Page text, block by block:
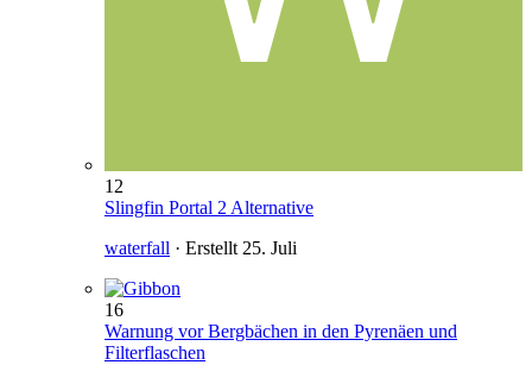
12
Slingfin Portal 2 Alternative
waterfall · Erstellt25. Juli
16
Warnung vor Bergbächen in den Pyrenäen und
Filterflaschen